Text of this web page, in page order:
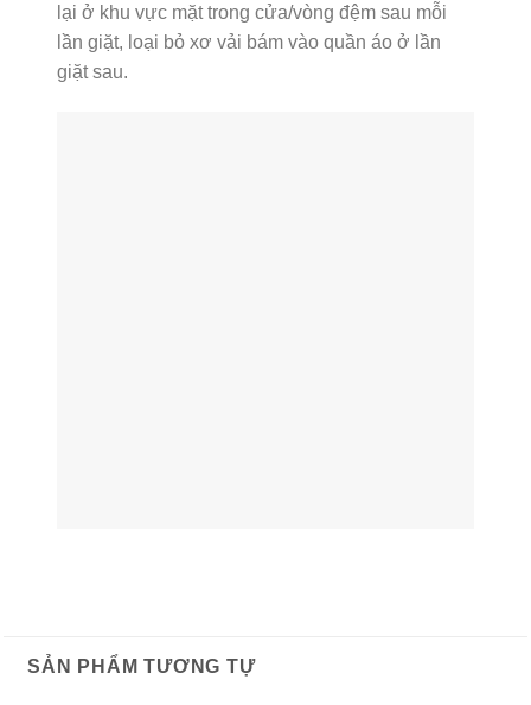
lại ở khu vực mặt trong cửa/vòng đệm sau mỗi
lần giặt, loại bỏ xơ vải bám vào quần áo ở lần
giặt sau.
SẢN PHẨM TƯƠNG TỰ